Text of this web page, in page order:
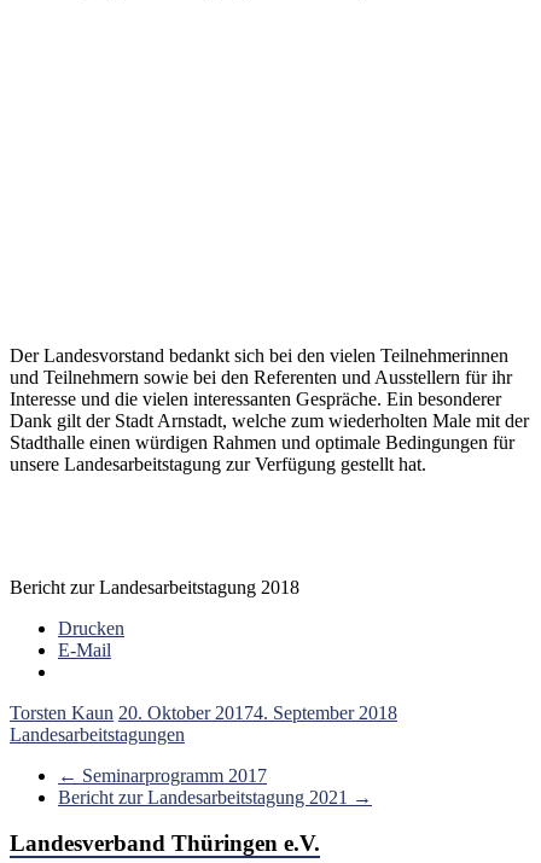
Der Landesvorstand bedankt sich bei den vielen Teilnehmerinnen
und Teilnehmern sowie bei den Referenten und Ausstellern für ihr
Interesse und die vielen interessanten Gespräche. Ein besonderer
Dank gilt der Stadt Arnstadt, welche zum wiederholten Male mit der
Stadthalle einen würdigen Rahmen und optimale Bedingungen für
unsere Landesarbeitstagung zur Verfügung gestellt hat.
Bericht zur Landesarbeitstagung 2018
Drucken
E-Mail
Torsten Kaun 20. Oktober 20174. September 2018
Landesarbeitstagungen
← Seminarprogramm 2017
Bericht zur Landesarbeitstagung 2021 →
Landesverband Thüringen e.V.